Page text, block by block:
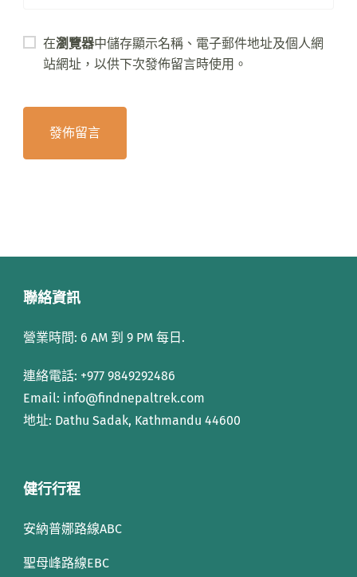
在瀏覽器中儲存顯示名稱、電子郵件地址及個人網
站網址，以供下次發佈留言時使用。
聯絡資訊
營業時間: 6 AM 到 9 PM 每日.
連絡電話: +977 9849292486
Email: info@findnepaltrek.com
地址: Dathu Sadak, Kathmandu 44600
健行行程
安納普娜路線ABC
聖母峰路線EBC